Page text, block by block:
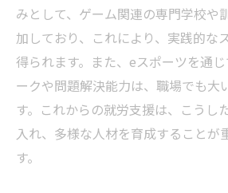
みとして、ゲーム関連の専門学校や
加しており、これにより、実践的な
得られます。また、eスポーツを通
ークや問題解決能力は、職場でも大
す。これからの就労支援は、こうし
入れ、多様な人材を育成することが
す。